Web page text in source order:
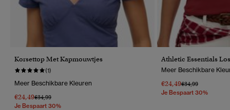
Korsettop Met Kapmouwtjes
(1)
Meer Beschikbare Kleuren
€24,49Prijs Verlaagd Van
€34,99Naar
Je Bespaart 30%
Athletic Essentials
Meer Beschikbare
€24,49Prijs Verlaagd Van
€34,99Naar
Je Bespaart 30%